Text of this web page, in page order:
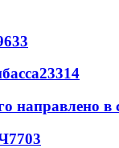
23314
направлено в
7703